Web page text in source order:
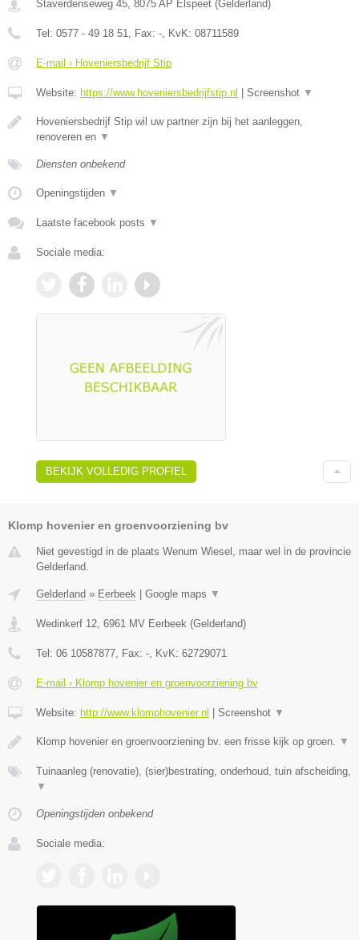
Staverdenseweg 45, 8075 AP Elspeet (Gelderland)
Tel: 0577 - 49 18 51, Fax: -, KvK: 08711589
E-mail › Hoveniersbedrijf Stip
Website: https://www.hoveniersbedrijfstip.nl Screenshot ▼
Hoveniersbedrijf Stip wil uw partner zijn bij het aanleggen,
renoveren en ▼
Diensten onbekend
Openingstijden ▼
Laatste facebook posts ▼
Sociale media:
BEKIJK VOLLEDIG PROFIEL
Klomp hovenier en groenvoorziening bv
Niet gevestigd in de plaats Wenum Wiesel, maar wel in de provincie
Gelderland.
Gelderland » Eerbeek Google maps ▼
Wedinkerf 12 6961 MV Eerbeek (Gelderland)
Tel: 06 10587877 , Fax: - , KvK: 62729071
E-mail › Klomp hovenier en groenvoorziening bv
Website: http://www.klomphovenier.nl Screenshot ▼
Klomp hovenier en groenvoorziening bv. een frisse kijk op groen. ▼
Tuinaanleg (renovatie), (sier)bestrating, onderhoud, tuin afscheiding,
▼
Openingstijden onbekend
Sociale media: